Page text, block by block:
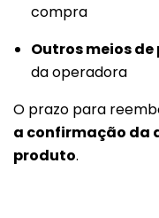
compra
Outros meios
da operadora
O prazo para
a confirmação da
produto.